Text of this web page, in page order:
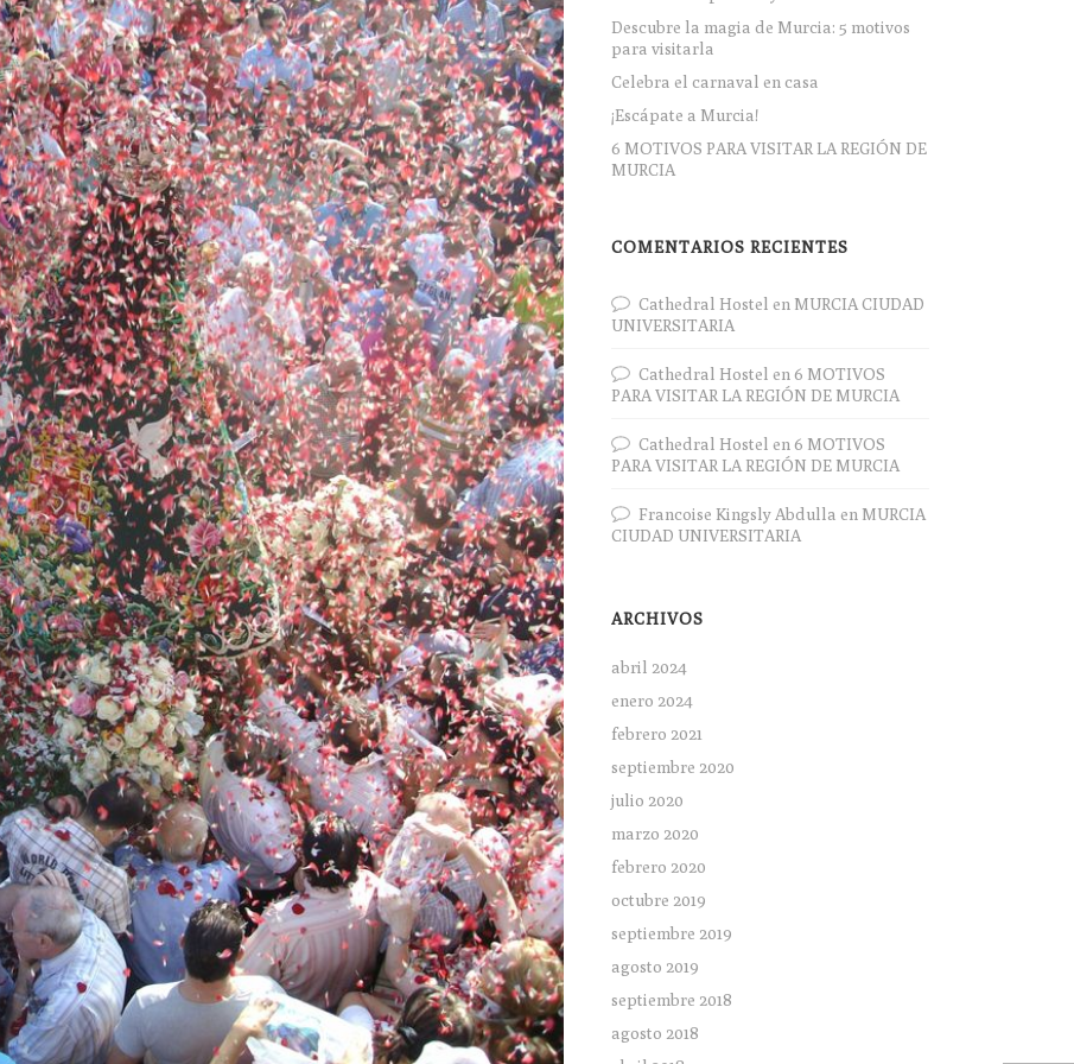
Descubre la magia de Murcia: 5 motivos
para visitarla
Celebra el carnaval en casa
¡Escápate a Murcia!
6 MOTIVOS PARA VISITAR LA REGIÓN DE
MURCIA
COMENTARIOS RECIENTES
Cathedral Hostel en MURCIA CIUDAD
UNIVERSITARIA
Cathedral Hostel en6 MOTIVOS
PARA VISITAR LA REGIÓN DE MURCIA
Cathedral Hostel en6 MOTIVOS
PARA VISITAR LA REGIÓN DE MURCIA
Francoise Kingsly Abdulla en MURCIA
CIUDAD UNIVERSITARIA
ARCHIVOS
abril 2024
enero 2024
febrero 2021
septiembre 2020
julio 2020
marzo 2020
febrero 2020
octubre 2019
septiembre 2019
agosto 2019
septiembre 2018
agosto 2018